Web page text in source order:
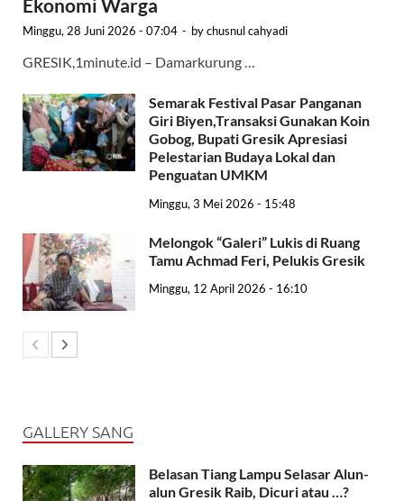
Ekonomi Warga
Minggu, 28 Juni 2026 - 07:04 - bychusnul cahyadi
GRESIK,1minute.id – Damarkurung …
Semarak Festival Pasar Panganan
Giri Biyen,Transaksi Gunakan Koin
Gobog, Bupati Gresik Apresiasi
Pelestarian Budaya Lokal dan
Penguatan UMKM
Minggu, 3 Mei 2026 - 15:48
Melongok “Galeri” Lukis di Ruang
Tamu Achmad Feri, Pelukis Gresik
Minggu, 12 April 2026 - 16:10
GALLERY SANG
Belasan Tiang Lampu Selasar Alun-
alun Gresik Raib, Dicuri atau …?